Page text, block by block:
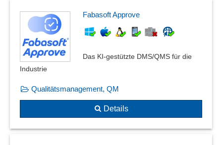
Fabasoft Approve
Das KI-gestützte DMS/QMS für die
Industrie
Qualitätsmanagement, QM
Details